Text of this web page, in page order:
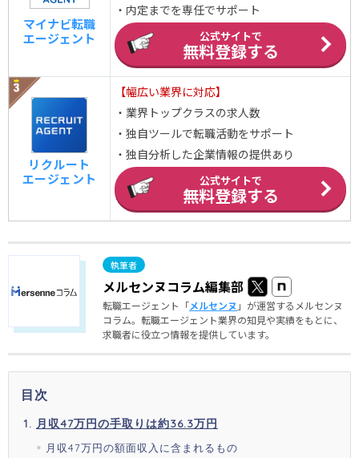
マイナビ転職
エージェント
・内定までを専任でサポート
公式サイトで
無料登録する
リクルート
エージェント
【幅広い業界に対応】
・業界トップクラスの求人数
・独自ツールで転職活動をサポート
・独自分析した企業情報の提供あり
公式サイトで
無料登録する
メルセンヌコラム編集部
転職エージェント「メルセンヌ 」が運営するメルセンヌ
コラム。転職エージェント業界の知見や実績をもとに、
求職者に役立つ情報を提供しています。
目次
月収47万円の手取りは約36.3万円
月収47万円の額面収入に含まれるもの